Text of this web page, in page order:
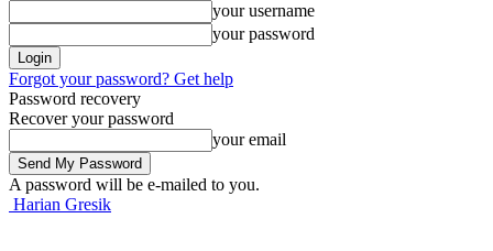
your username
your password
Forgot your password? Get help
Password recovery
Recover your password
your email
A password will be e-mailed to you.
Harian Gresik